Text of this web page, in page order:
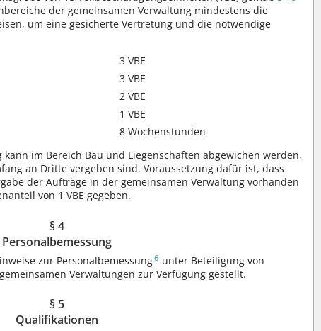
der gemeinsamen Verwaltung mindestens die
um eine gesicherte Vertretung und die notwendige
3 VBE
3 VBE
2 VBE
1 VBE
8 Wochenstunden
im Bereich Bau und Liegenschaften abgewichen werden,
an Dritte vergeben sind. Voraussetzung dafür ist, dass
der Aufträge in der gemeinsamen Verwaltung vorhanden
von 1 VBE gegeben.
§ 4
Personalbemessung
zur Personalbemessung6 unter Beteiligung von
Verwaltungen zur Verfügung gestellt.
§ 5
Qualifikationen